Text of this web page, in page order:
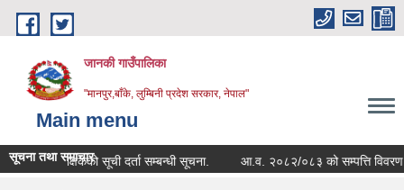
Skip to main content
जानकी गाउँपालिका
"मानपुर,बाँके, लुम्बिनी प्रदेश सरकार, नेपाल"
Main menu
सूचना तथा समाचार
प्रशिक्षकको सूची दर्ता सम्बन्धी सूचना. आ.व. २०८२/०८३ को सम्पत्ति विवरण